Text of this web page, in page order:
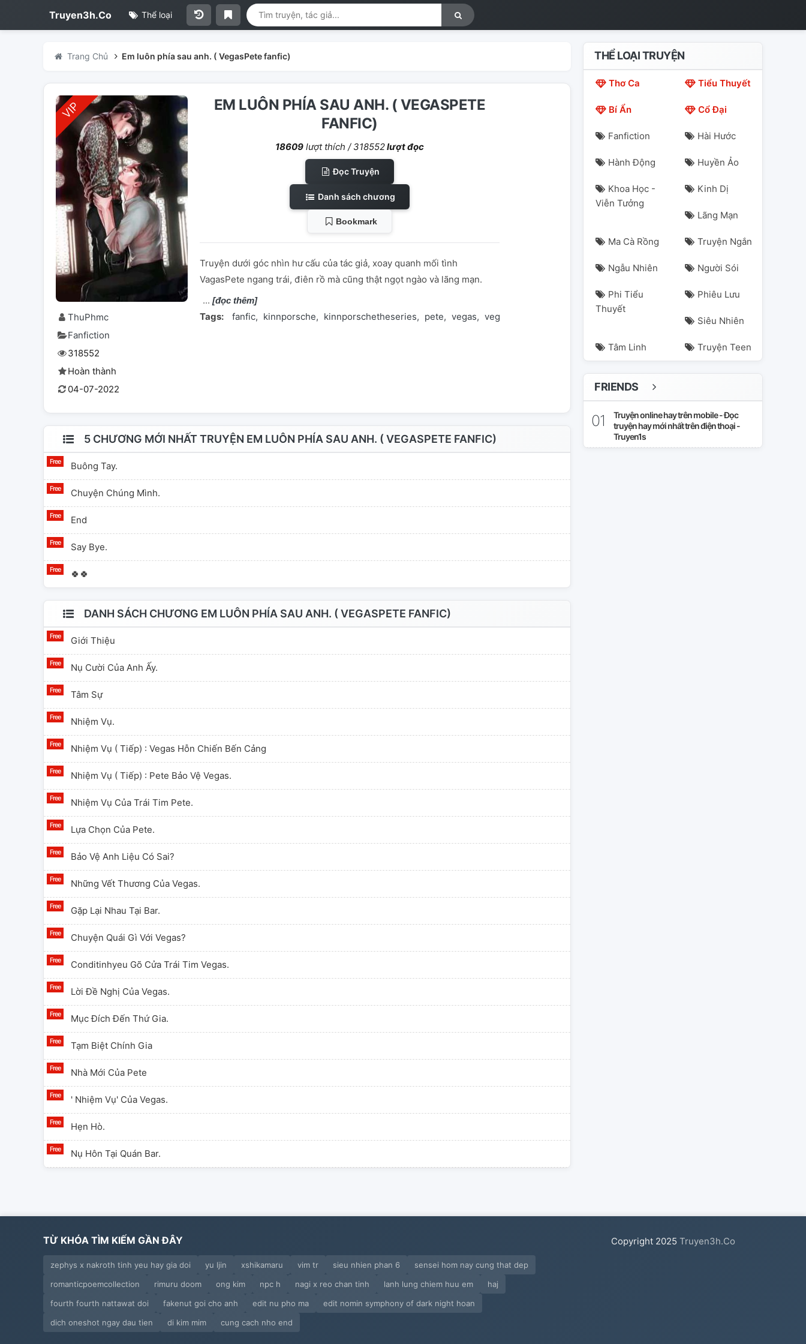
Truyen3h.Co Thể loại
Trang Chủ Em luôn phía sau anh. ( VegasPete fanfic)
ThuPhmc
Fanfiction
318552
Hoàn thành
04-07-2022
EM LUÔN PHÍA SAU ANH. ( VEGASPETE
FANFIC)
18609 lượt thích / 318552lượt đọc
Đọc Truyện
Danh sách chương
Bookmark
Truyện dưới góc nhìn hư cấu của tác giả, xoay quanh mối tình
VagasPete ngang trái, điên rồ mà cũng thật ngọt ngào và lãng mạn.
[đọc thêm]
Tags: fanfic kinnporsche kinnporschetheseries pete vegas vegaspete
5 CHƯƠNG MỚI NHẤT TRUYỆN EM LUÔN PHÍA SAU ANH. ( VEGASPETE FANFIC)
Buông Tay.
Chuyện Chúng Mình.
End
Say Bye.
🍀🍀
DANH SÁCH CHƯƠNG EM LUÔN PHÍA SAU ANH. ( VEGASPETE FANFIC)
Giới Thiệu
Nụ Cười Của Anh Ấy.
Tâm Sự
Nhiệm Vụ.
Nhiệm Vụ ( Tiếp) : Vegas Hỗn Chiến Bến Cảng
Nhiệm Vụ ( Tiếp) : Pete Bảo Vệ Vegas.
Nhiệm Vụ Của Trái Tim Pete.
Lựa Chọn Của Pete.
Bảo Vệ Anh Liệu Có Sai?
Những Vết Thương Của Vegas.
Gặp Lại Nhau Tại Bar.
Chuyện Quái Gì Với Vegas?
Conditinhyeu Gõ Cửa Trái Tim Vegas.
Lời Đề Nghị Của Vegas.
Mục Đích Đến Thứ Gia.
Tạm Biệt Chính Gia
Nhà Mới Của Pete
' Nhiệm Vụ' Của Vegas.
Hẹn Hò.
Nụ Hôn Tại Quán Bar.
Ghen.
Tổng Tài Vegas Dỗ Vợ Yêu.
Cơn Điên Của Vegas.
THỂ LOẠI TRUYỆN
Thơ Ca Tiểu Thuyết
Bí Ẩn Cổ Đại
Fanfiction Hài Hước
Hành Động Huyền Ảo
Khoa Học -
Viễn Tưởng
Kinh Dị
Lãng Mạn
Ma Cà Rồng Truyện Ngắn
Ngẫu Nhiên Người Sói
Phi Tiểu
Thuyết
Phiêu Lưu
Siêu Nhiên
Tâm Linh Truyện Teen
FRIENDS
Truyện online hay trên mobile - Đọc
truyện hay mới nhất trên điện thoại -
Truyen1s
TỪ KHÓA TÌM KIẾM GẦN ĐÂY
zephys x nakroth tinh yeu hay gia doi yu ljin xshikamaru vim tr sieu nhien phan 6
sensei hom nay cung that dep
romanticpoemcollection
rimuru doom ong kim npc h nagi x reo chan tinh lanh lung chiem huu em
haj
fourth fourth nattawat doi
fakenut goi cho anh edit nu pho ma
edit nomin symphony of dark night hoan
dich oneshot ngay dau tien
di kim mim cung cach nho end
Copyright 2025 Truyen3h.Co